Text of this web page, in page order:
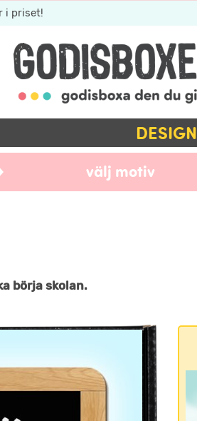
i priset!
DESIGN
välj motiv
börja skolan.